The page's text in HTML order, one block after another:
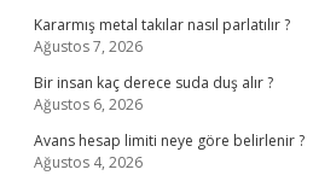
Kararmış metal takılar nasıl parlatılır ?
Ağustos 7, 2026
Bir insan kaç derece suda duş alır ?
Ağustos 6, 2026
Avans hesap limiti neye göre belirlenir ?
Ağustos 4, 2026